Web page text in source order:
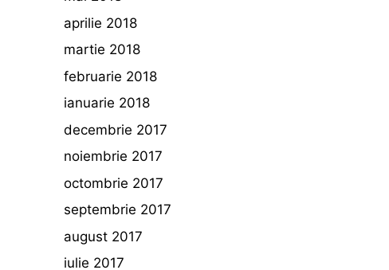
aprilie 2018
martie 2018
februarie 2018
ianuarie 2018
decembrie 2017
noiembrie 2017
octombrie 2017
septembrie 2017
august 2017
iulie 2017